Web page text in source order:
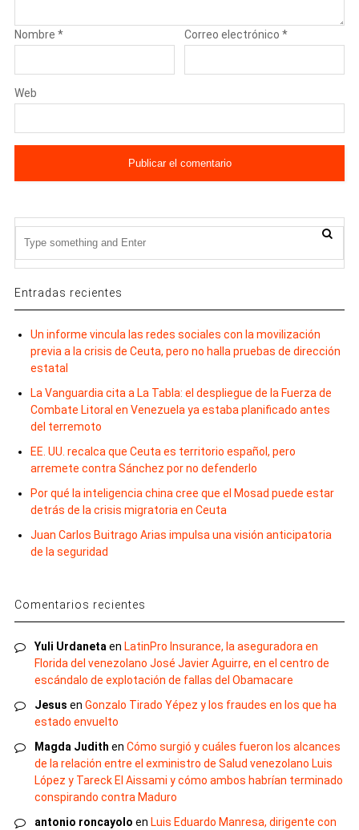
Nombre * Correo electrónico*
Web
Entradas recientes
Un informe vincula las redes sociales con la movilización
previa a la crisis de Ceuta, pero no halla pruebas de dirección
estatal
La Vanguardia cita a La Tabla: el despliegue de la Fuerza de
Combate Litoral en Venezuela ya estaba planificado antes
del terremoto
EE. UU. recalca que Ceuta es territorio español, pero
arremete contra Sánchez por no defenderlo
Por qué la inteligencia china cree que el Mosad puede estar
detrás de la crisis migratoria en Ceuta
Juan Carlos Buitrago Arias impulsa una visión anticipatoria
de la seguridad
Comentarios recientes
Yuli Urdanetaen LatinPro Insurance, la aseguradora en
Florida del venezolano José Javier Aguirre, en el centro de
escándalo de explotación de fallas del Obamacare
Jesus en Gonzalo Tirado Yépez y los fraudes en los que ha
estado envuelto
Magda Judith en Cómo surgió y cuáles fueron los alcances
de la relación entre el exministro de Salud venezolano Luis
López y Tareck El Aissami y cómo ambos habrían terminado
conspirando contra Maduro
antonio roncayolo en Luis Eduardo Manresa, dirigente con